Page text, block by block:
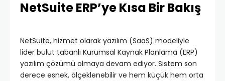
NetSuite ERP’ye Kısa Bir Bakış
NetSuite, hizmet olarak yazılım (SaaS) modeliyle
lider bulut tabanlı Kurumsal Kaynak Planlama (ERP)
yazılım çözümü olmaya devam ediyor. Sistem son
derece esnek, ölçeklenebilir ve hem küçük hem orta